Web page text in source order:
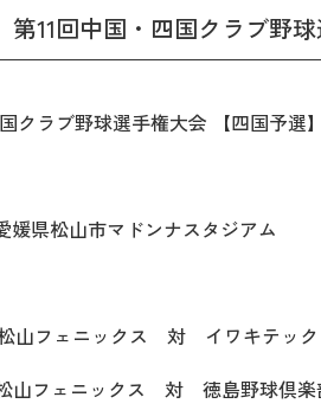
第11回中国・四国クラブ野
クラブ野球選手権大会 【四国予選
県松山市マドンナスタジアム
山フェニックス 対 イワキテック
山フェニックス 対 徳島野球倶楽